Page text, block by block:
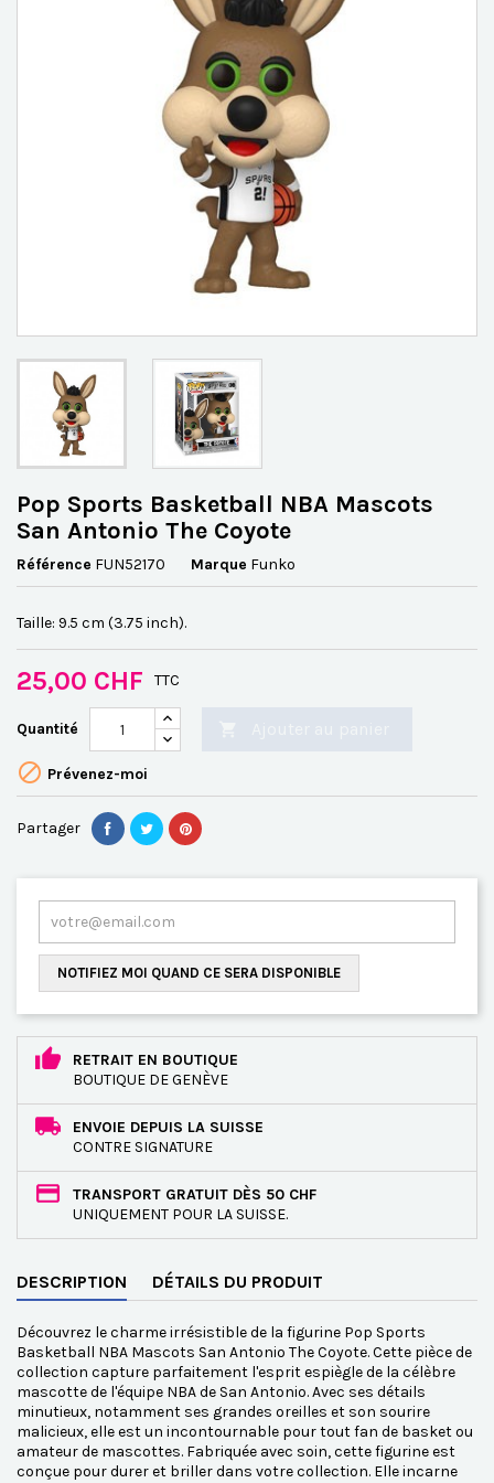
Pop Sports Basketball NBA Mascots
San Antonio The Coyote
Référence FUN52170 Marque Funko
Taille: 9.5 cm (3.75 inch).
25,00 CHF TTC
Quantité
 Prévenez-moi
Partager
NOTIFIEZ MOI QUAND CE SERA DISPONIBLE
RETRAIT EN BOUTIQUE
BOUTIQUE DE GENÈVE
ENVOIE DEPUIS LA SUISSE
CONTRE SIGNATURE
TRANSPORT GRATUIT DÈS 50 CHF
UNIQUEMENT POUR LA SUISSE.
DESCRIPTION DÉTAILS DU PRODUIT
Découvrez le charme irrésistible de la figurine Pop Sports
Basketball NBA Mascots San Antonio The Coyote. Cette pièce de
collection capture parfaitement l'esprit espiègle de la célèbre
mascotte de l'équipe NBA de San Antonio. Avec ses détails
minutieux, notamment ses grandes oreilles et son sourire
malicieux, elle est un incontournable pour tout fan de basket ou
amateur de mascottes. Fabriquée avec soin, cette figurine est
conçue pour durer et briller dans votre collection. Elle incarne